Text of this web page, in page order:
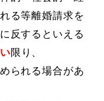
る等離婚請求を
反するといえる
限り、
られる場合があ